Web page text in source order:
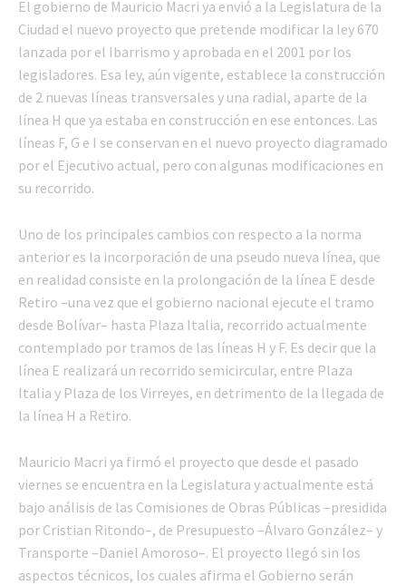
El gobierno de Mauricio Macri ya envió a la Legislatura de la
Ciudad el nuevo proyecto que pretende modificar la ley 670
lanzada por el Ibarrismo y aprobada en el 2001 por los
legisladores. Esa ley, aún vigente, establece la construcción
de 2 nuevas líneas transversales y una radial, aparte de la
línea H que ya estaba en construcción en ese entonces. Las
líneas F, G e I se conservan en el nuevo proyecto diagramado
por el Ejecutivo actual, pero con algunas modificaciones en
su recorrido.
Uno de los principales cambios con respecto a la norma
anterior es la incorporación de una pseudo nueva línea, que
en realidad consiste en la prolongación de la línea E desde
Retiro –una vez que el gobierno nacional ejecute el tramo
desde Bolívar– hasta Plaza Italia, recorrido actualmente
contemplado por tramos de las líneas H y F. Es decir que la
línea E realizará un recorrido semicircular, entre Plaza
Italia y Plaza de los Virreyes, en detrimento de la llegada de
la línea H a Retiro.
Mauricio Macri ya firmó el proyecto que desde el pasado
viernes se encuentra en la Legislatura y actualmente está
bajo análisis de las Comisiones de Obras Públicas –presidida
por Cristian Ritondo–, de Presupuesto –Álvaro González– y
Transporte –Daniel Amoroso–. El proyecto llegó sin los
aspectos técnicos, los cuales afirma el Gobierno serán